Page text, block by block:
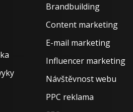
Brandbuilding
Content marketing
E-mail marketing
Influencer marketing
Návštěvnost webu
PPC reklama